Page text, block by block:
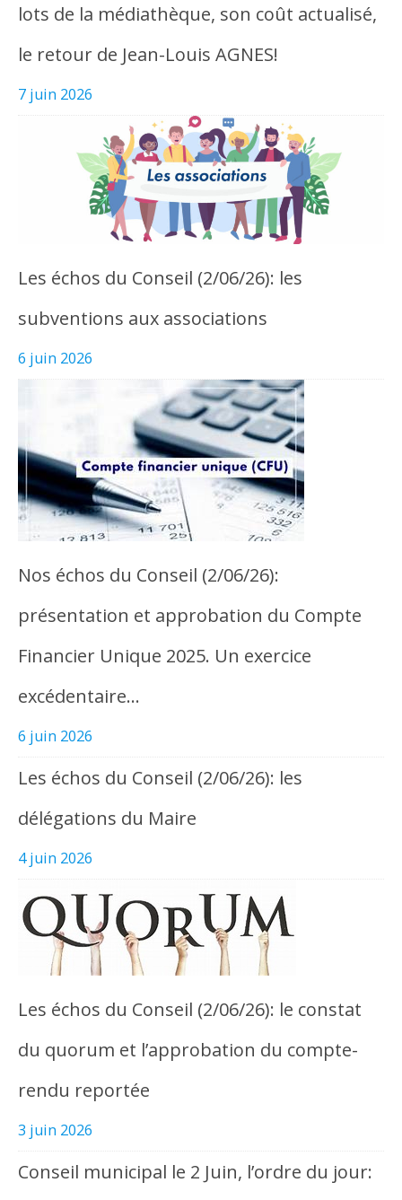
lots de la médiathèque, son coût actualisé,
le retour de Jean-Louis AGNES!
7 juin 2026
Les échos du Conseil (2/06/26): les
subventions aux associations
6 juin 2026
Nos échos du Conseil (2/06/26):
présentation et approbation du Compte
Financier Unique 2025. Un exercice
excédentaire…
6 juin 2026
Les échos du Conseil (2/06/26): les
délégations du Maire
4 juin 2026
Les échos du Conseil (2/06/26): le constat
du quorum et l’approbation du compte-
rendu reportée
3 juin 2026
Conseil municipal le 2 Juin, l’ordre du jour: